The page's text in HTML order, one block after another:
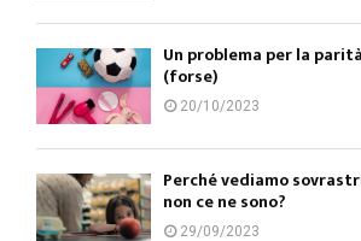
Un problema per la
(forse)
20/10/2023
Perché vediamo
non ce ne sono?
29/09/2023